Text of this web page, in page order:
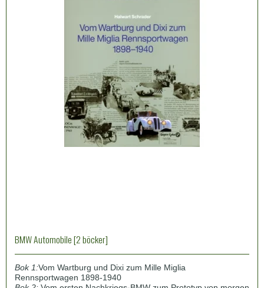
BMW Automobile [2 böcker]
Bok 1:Vom Wartburg und Dixi zum Mille Miglia
Rennsportwagen 1898-1940